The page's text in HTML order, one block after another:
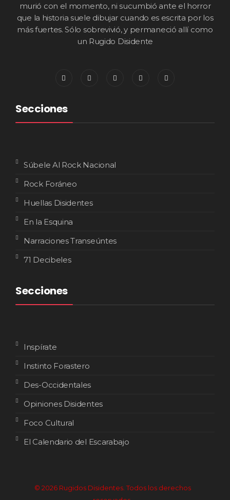
murió con el momento, ni sucumbió ante el horror
que la historia suele dibujar cuando es escrita por los
más fuertes. Sólo sobrevivió, y permaneció allí como
un Rugido Disidente
Secciones
Súbele Al Rock Nacional
Rock Foráneo
Huellas Disidentes
En la Esquina
Narraciones Transeúntes
71 Decibeles
Secciones
Inspírate
Instinto Forastero
Des-Occidentales
Opiniones Disidentes
Foco Cultural
El Calendario del Escarabajo
© 2026 Rugidos Disidentes. Todos los derechos